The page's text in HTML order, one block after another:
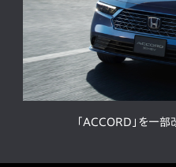
「ACCORD」を一